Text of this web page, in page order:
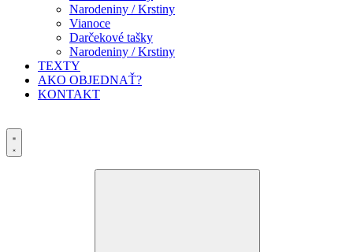
Narodeniny / Krstiny
Vianoce
Darčekové tašky
Narodeniny / Krstiny
TEXTY
AKO OBJEDNAŤ?
KONTAKT